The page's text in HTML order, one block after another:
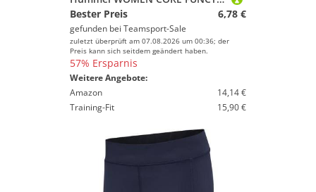
Bester Preis
6,78 €
gefunden bei Teamsport-Sale
zuletzt überprüft am 07.08.2026 um 00:36; der
Preis kann sich seitdem geändert haben.
57% Ersparnis
Weitere Angebote:
Amazon
14,14 €
Training-Fit
15,90 €